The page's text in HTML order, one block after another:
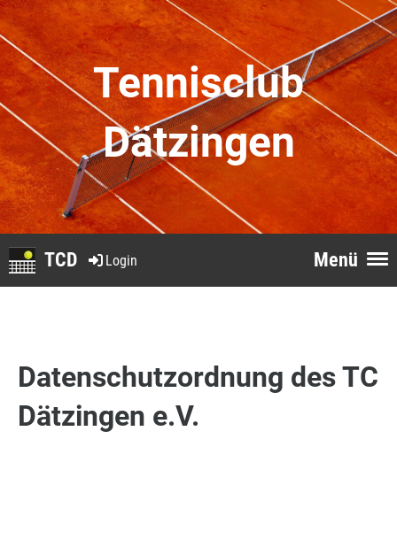
Tennisclub
Dätzingen
Menü
Login
TCD
Datenschutzordnung des TC
Dätzingen e.V.